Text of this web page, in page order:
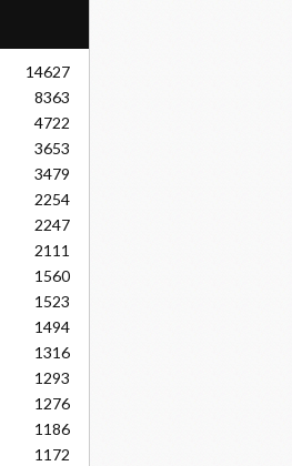
14627
8363
4722
3653
3479
2254
2247
2111
1560
1523
1494
1316
1293
1276
1186
1172